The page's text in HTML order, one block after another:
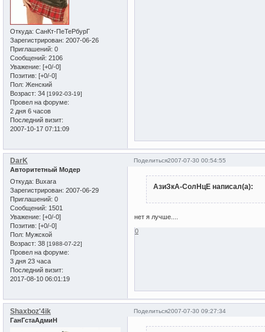
Откуда: СанКт-ПеТеРбурГ
Зарегистрирован: 2007-06-26
Приглашений: 0
Сообщений: 2106
Уважение: [+0/-0]
Позитив: [+0/-0]
Пол: Женский
Возраст: 34 [1992-03-19]
Провел на форуме:
2 дня 6 часов
Последний визит:
2007-10-17 07:11:09
Поделиться2007-07-30 00:54:55
DarK
Авторитетный Модер
Откуда: Buxara
Зарегистрирован: 2007-06-29
Приглашений: 0
Сообщений: 1501
Уважение: [+0/-0]
Позитив: [+0/-0]
Пол: Мужской
Возраст: 38 [1988-07-22]
Провел на форуме:
3 дня 23 часа
Последний визит:
2017-08-10 06:01:19
АзиЗкА-СолНцЕ написал(а):
нет я лучше....
0
Поделиться2007-07-30 09:27:34
Shaxboz'4ik
ГанГстаАдмиН